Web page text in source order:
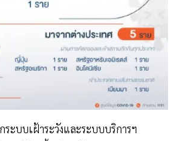
ระบบเฝ้าระวังและระบบบริการฯ